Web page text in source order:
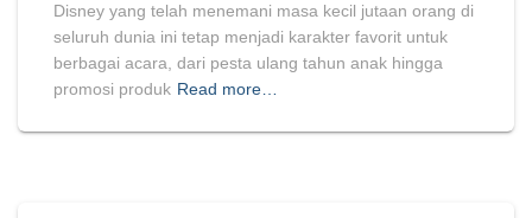
Disney yang telah menemani masa kecil jutaan orang di
seluruh dunia ini tetap menjadi karakter favorit untuk
berbagai acara, dari pesta ulang tahun anak hingga
promosi produk Read more…